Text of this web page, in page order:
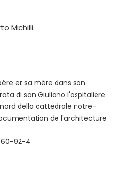
Michilli
et sa mère dans son
di san Giuliano l'ospitaliere
della cattedrale notre-
de l'architecture
92-4